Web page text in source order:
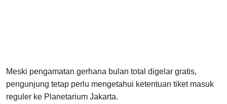
Meski pengamatan gerhana bulan total digelar gratis,
pengunjung tetap perlu mengetahui ketentuan tiket masuk
reguler ke Planetarium Jakarta.